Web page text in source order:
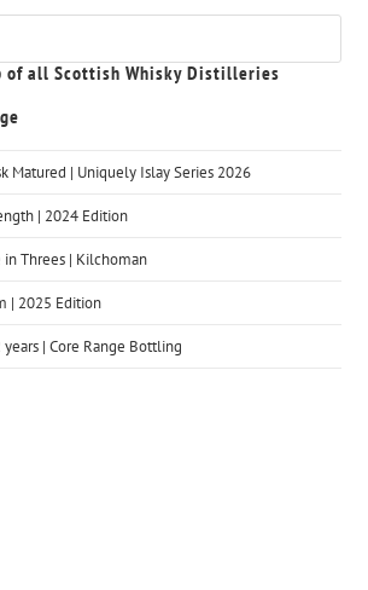
of all Scottish Whisky Distilleries
Matured | Uniquely Islay Series 2026
| 2024 Edition
Threes | Kilchoman
| 2025 Edition
| Core Range Bottling